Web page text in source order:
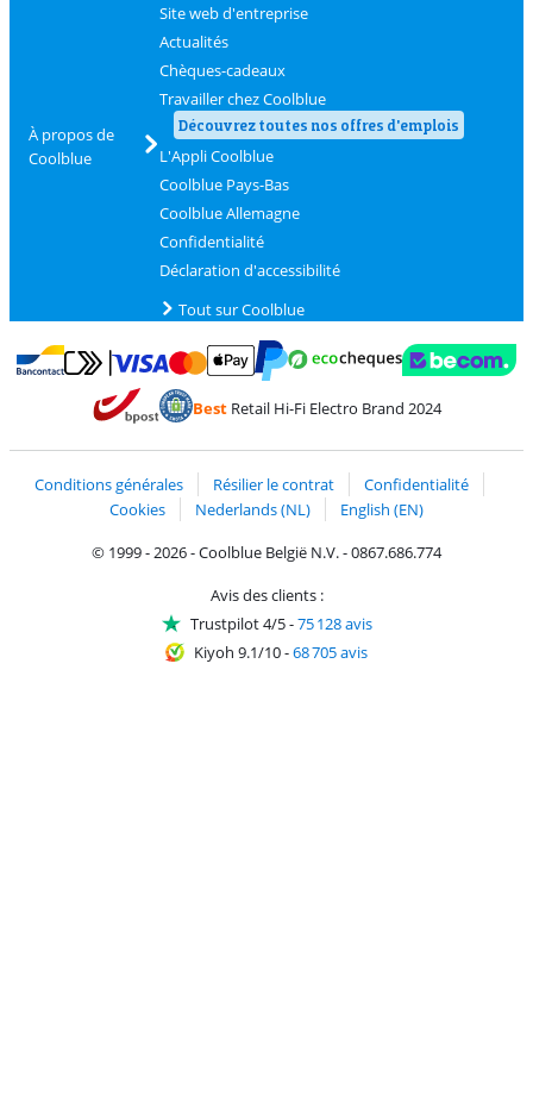
À propos de
Coolblue
Site web d'entreprise
Actualités
Chèques-cadeaux
Travailler chez Coolblue
Découvrez toutes nos offres d'emplois
L'Appli Coolblue
Coolblue Pays-Bas
Coolblue Allemagne
Confidentialité
Déclaration d'accessibilité
Tout sur Coolblue
Payer avec Bancontact
Payer avec MasterCard et Visa via ClickToPay
Payer avec PayPal
BestRetail Hi-Fi Electro Brand 2024
Conditions générales Résilier le contrat
Confidentialité
Cookies
Nederlands (NL)
English (EN)
© 1999 - 2026 - Coolblue België N.V. - 0867.686.774
Avis des clients :
Trustpilot 4/5-75 128 avis
Kiyoh 9.1/10-68 705 avis